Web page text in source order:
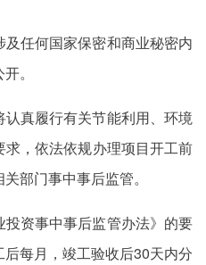
任何国家保密和商业秘密内
。
认真履行有关节能利用、环境
，依法依规办理项目开工前
部门事中事后监管。
资事中事后监管办法》的要
每月，竣工验收后30天内分